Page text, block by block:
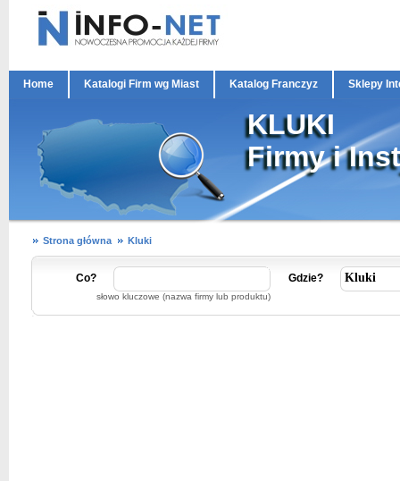
Home Katalogi Firm wg Miast Katalog Franczyz Sklepy
KLUKI
Firmy i
Strona główna Kluki
Co?
słowo kluczowe (nazwa firmy lub produktu)
Gdzie?